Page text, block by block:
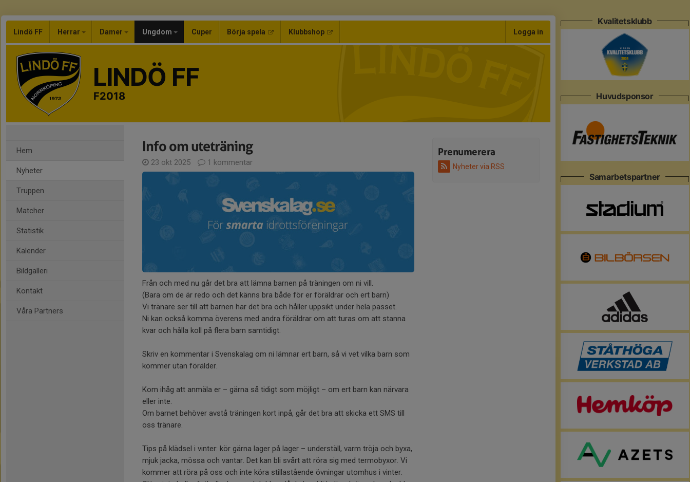
Lindö FF Herrar Damer Ungdom Cuper Börja spela Klubbshop Logga in
LINDÖ FF
F2018
Hem
Nyheter
Truppen
Matcher
Statistik
Kalender
Bildgalleri
Kontakt
Våra Partners
Prenumerera
Nyheter via RSS
Info om uteträning
23 okt 2025 1 kommentar
Från och med nu går det bra att lämna barnen på träningen om ni vill.
(Bara om de är redo och det känns bra både för er föräldrar och ert barn)
Vi tränare ser till att barnen har det bra och håller uppsikt under hela passet.
Ni kan också komma överens med andra föräldrar om att turas om att stanna
kvar och hålla koll på flera barn samtidigt.
Skriv en kommentar i Svenskalag om ni lämnar ert barn, så vi vet vilka barn som
kommer utan förälder.
Kom ihåg att anmäla er – gärna så tidigt som möjligt – om ert barn kan närvara
eller inte.
Om barnet behöver avstå träningen kort inpå, går det bra att skicka ett SMS till
oss tränare.
Tips på klädsel i vinter: kör gärna lager på lager – underställ, varm tröja och byxa,
mjuk jacka, mössa och vantar. Det kan bli svårt att röra sig med termobyxor. Vi
kommer att röra på oss och inte köra stillastående övningar utomhus i vinter.
Kvalitetsklubb
Huvudsponsor
Samarbetspartner